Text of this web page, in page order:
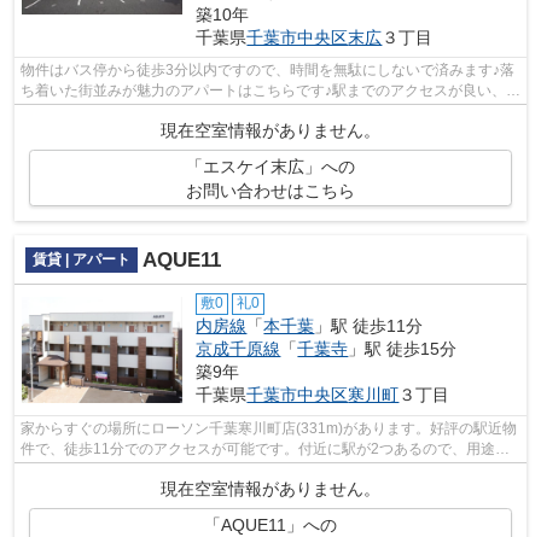
築10年
千葉県千葉市中央区末広３丁目
物件はバス停から徒歩3分以内ですので、時間を無駄にしないで済みます♪落
ち着いた街並みが魅力のアパートはこちらです♪駅までのアクセスが良い、徒
歩14分のところに位置する物件です♪2...
現在空室情報がありません。
「エスケイ末広」への
お問い合わせはこちら
賃貸 | アパート AQUE11
敷0 礼0
内房線 「本千葉 」駅 徒歩11分
京成千原線 「千葉寺 」駅 徒歩15分
築9年
千葉県千葉市中央区寒川町３丁目
家からすぐの場所にローソン千葉寒川町店(331m)があります。好評の駅近物
件で、徒歩11分でのアクセスが可能です。付近に駅が2つあるので、用途や
現在空室情報がありません。
「AQUE11」への